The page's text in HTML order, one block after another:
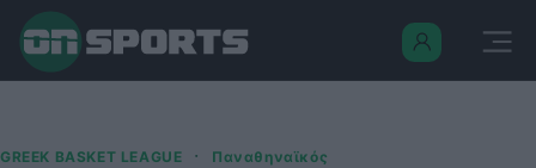
GREEK BASKET LEAGUE · Παναθηναϊκός